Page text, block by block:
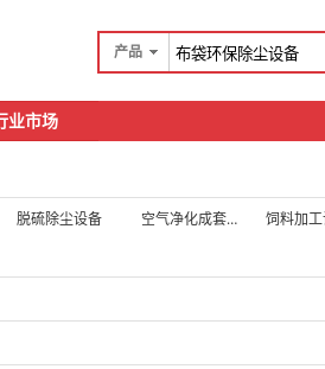
产品
业市场
脱硫除尘设备 空气净化成套设备 饲料加